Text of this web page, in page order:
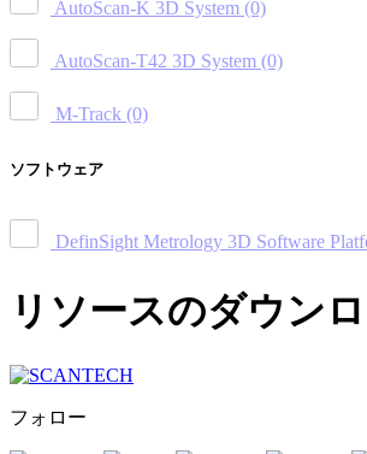
AutoScan-K 3D System (0)
AutoScan-T42 3D System (0)
M-Track (0)
ソフトウェア
DefinSight Metrology 3D Software
リソースのダウン
フォロー